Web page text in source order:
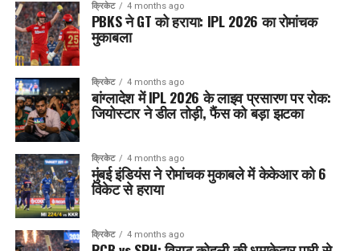
क्रिकेट 4 months ago
PBKS ने GT को हराया: IPL 2026 का रोमांचक
मुकाबला
क्रिकेट 4 months ago
बांग्लादेश में IPL 2026 के लाइव प्रसारण पर रोक:
जियोस्टार ने डील तोड़ी, फैंस को बड़ा झटका
क्रिकेट 4 months ago
मुंबई इंडियंस ने रोमांचक मुकाबले में केकेआर को 6
विकेट से हराया
क्रिकेट 4 months ago